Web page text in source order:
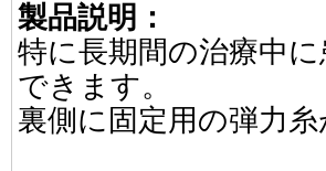
製品説明：
特に長期間の治療中
できます。
裏側に固定用の弾力